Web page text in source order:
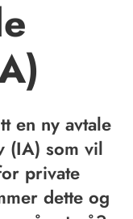
en ny avtale
(IA) som vil
private
dette og